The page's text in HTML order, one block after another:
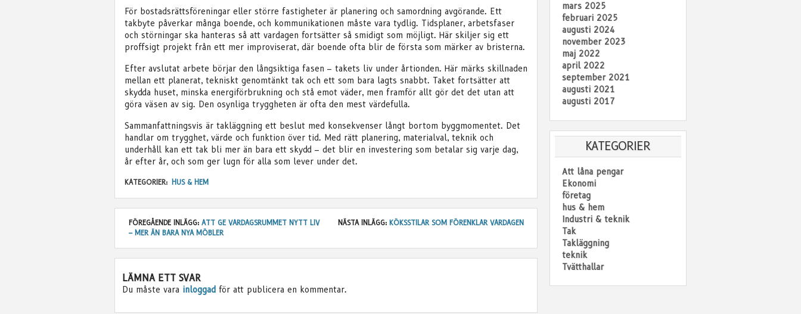
För bostadsrättsföreningar eller större fastigheter är planering och samordning avgörande. Ett
takbyte påverkar många boende, och kommunikationen måste vara tydlig. Tidsplaner, arbetsfaser
och störningar ska hanteras så att vardagen fortsätter så smidigt som möjligt. Här skiljer sig ett
proffsigt projekt från ett mer improviserat, där boende ofta blir de första som märker av bristerna.
Efter avslutat arbete börjar den långsiktiga fasen – takets liv under årtionden. Här märks skillnaden
mellan ett planerat, tekniskt genomtänkt tak och ett som bara lagts snabbt. Taket fortsätter att
skydda huset, minska energiförbrukning och stå emot väder, men framför allt gör det det utan att
göra väsen av sig. Den osynliga tryggheten är ofta den mest värdefulla.
Sammanfattningsvis är takläggning ett beslut med konsekvenser långt bortom byggmomentet. Det
handlar om trygghet, värde och funktion över tid. Med rätt planering, materialval, teknik och
underhåll kan ett tak bli mer än bara ett skydd – det blir en investering som betalar sig varje dag,
år efter år, och som ger lugn för alla som lever under det.
KATEGORIER: HUS & HEM
mars 2025
februari 2025
augusti 2024
november 2023
maj 2022
april 2022
september 2021
augusti 2021
augusti 2017
KATEGORIER
Att låna pengar
Ekonomi
företag
hus & hem
Industri & teknik
Tak
Takläggning
teknik
Tvätthallar
FÖREGÅENDE INLÄGG: ATT GE VARDAGSRUMMET NYTT LIV
– MER ÄN BARA NYA MÖBLER
NÄSTA INLÄGG: KÖKSSTILAR SOM FÖRENKLAR VARDAGEN
LÄMNA ETT SVAR
Du måste vara inloggad för att publicera en kommentar.